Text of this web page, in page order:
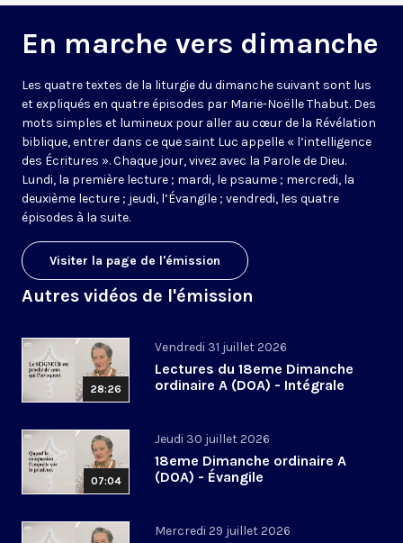
En marche vers dimanche
Les quatre textes de la liturgie du dimanche suivant sont lus
et expliqués en quatre épisodes par Marie-Noëlle Thabut. Des
mots simples et lumineux pour aller au cœur de la Révélation
biblique, entrer dans ce que saint Luc appelle « l’intelligence
des Écritures ». Chaque jour, vivez avec la Parole de Dieu.
Lundi, la première lecture ; mardi, le psaume ; mercredi, la
deuxième lecture ; jeudi, l’Évangile ; vendredi, les quatre
épisodes à la suite.
Visiter la page de l'émission
Autres vidéos de l'émission
28:26
Vendredi 31 juillet 2026
Lectures du 18eme Dimanche
ordinaire A (DOA) - Intégrale
07:04
Jeudi 30 juillet 2026
18eme Dimanche ordinaire A
(DOA) - Évangile
Mercredi 29 juillet 2026